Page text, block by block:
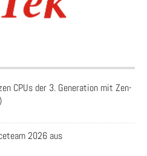
CPUs der 3. Generation mit Zen-
2026 aus